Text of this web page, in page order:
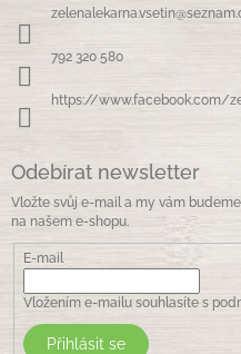
zelenalekarna.vsetin@
792 320 580
https://www.facebook.com/
Odebírat newsletter
Vložte svůj e-mail a my vám
na našem e-shopu.
E-mail
Vložením e-mailu souhlasíte s
Přihlásit se